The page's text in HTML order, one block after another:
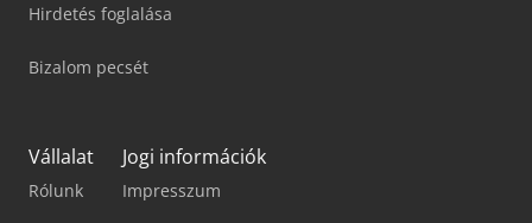
Hirdetés foglalása
Bizalom pecsét
Vállalat
Rólunk
Jogi információk
Impresszum